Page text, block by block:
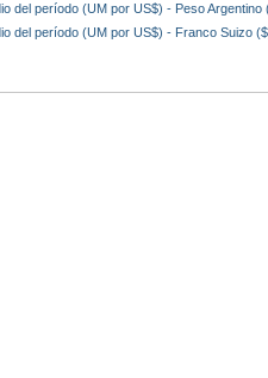
del período (UM por US$) - Peso Argentino
del período (UM por US$) - Franco Suizo